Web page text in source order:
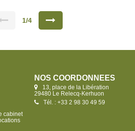
chambres , d'une salle de bains et d'un
de rangement ou un potentiel
1/4
cabinet
NOS COORDONNÉES
13, place de la Libération
29480 Le Relecq-Kerhuon
Tél. : +33 2 98 30 49 59